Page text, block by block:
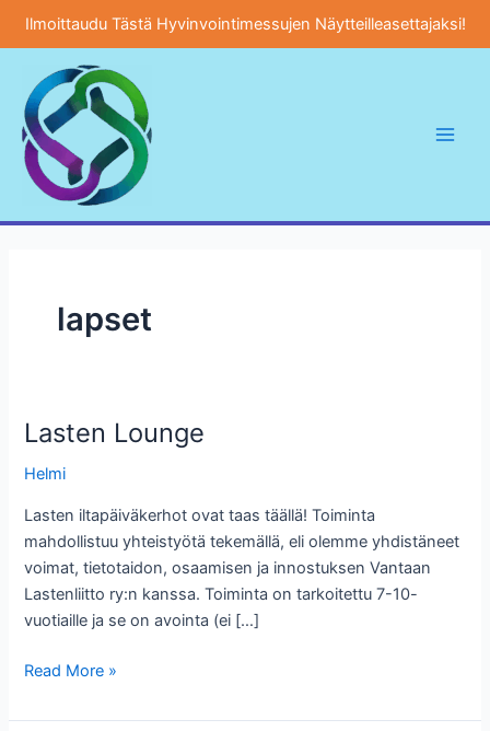
Ilmoittaudu Tästä Hyvinvointimessujen Näytteilleasettajaksi!
sisältöön
lapset
Lasten Lounge
Helmi
Lasten iltapäiväkerhot ovat taas täällä! Toiminta
mahdollistuu yhteistyötä tekemällä, eli olemme yhdistäneet
voimat, tietotaidon, osaamisen ja innostuksen Vantaan
Lastenliitto ry:n kanssa. Toiminta on tarkoitettu 7-10-
vuotiaille ja se on avointa (ei […]
Lasten
Read More »